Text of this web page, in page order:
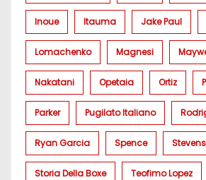
Inoue Itauma Jake Paul
Lomachenko Magnesi
Nakatani Opetaia Ortiz
Parker Pugilato Italiano
Ryan Garcia Spence
Storia Della Boxe Teofimo Lopez